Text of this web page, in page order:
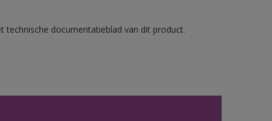
technische documentatieblad van dit product.